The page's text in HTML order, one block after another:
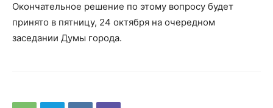
Окончательное решение по этому вопросу будет
принято в пятницу, 24 октября на очередном
заседании Думы города.